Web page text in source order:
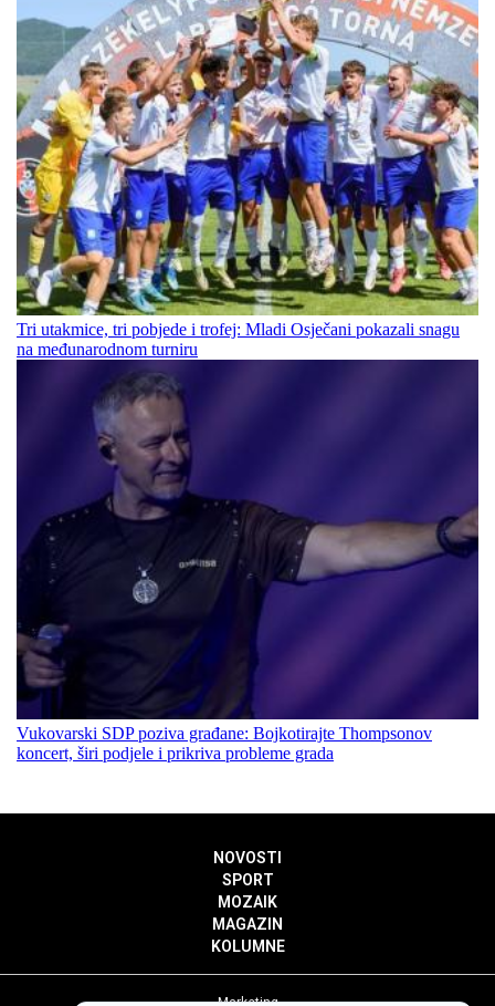
Tri utakmice, tri pobjede i trofej: Mladi Osječani pokazali snagu
na međunarodnom turniru
Vukovarski SDP poziva građane: Bojkotirajte Thompsonov
koncert, širi podjele i prikriva probleme grada
NOVOSTI
SPORT
MOZAIK
MAGAZIN
KOLUMNE
Marketing